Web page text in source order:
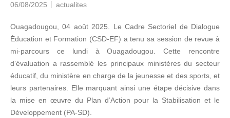
06/08/2025 actualites
Ouagadougou, 04 août 2025. Le Cadre Sectoriel de Dialogue
Éducation et Formation (CSD-EF) a tenu sa session de revue à
mi-parcours ce lundi à Ouagadougou. Cette rencontre
d’évaluation a rassemblé les principaux ministères du secteur
éducatif, du ministère en charge de la jeunesse et des sports, et
leurs partenaires. Elle marquant ainsi une étape décisive dans
la mise en œuvre du Plan d’Action pour la Stabilisation et le
Développement (PA-SD).